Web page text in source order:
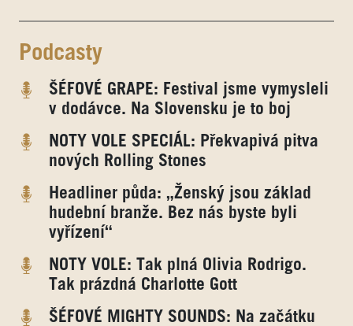
Podcasty
ŠÉFOVÉ GRAPE: Festival jsme vymysleli
v dodávce. Na Slovensku je to boj
NOTY VOLE SPECIÁL: Překvapivá pitva
nových Rolling Stones
Headliner půda: „Ženský jsou základ
hudební branže. Bez nás byste byli
vyřízení“
NOTY VOLE: Tak plná Olivia Rodrigo.
Tak prázdná Charlotte Gott
ŠÉFOVÉ MIGHTY SOUNDS: Na začátku